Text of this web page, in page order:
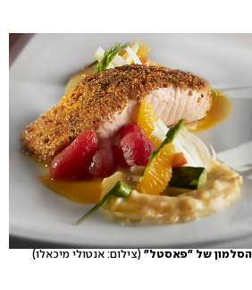
הסלמון של "פאסטל"(צילום: אנטולי מיכאלו)